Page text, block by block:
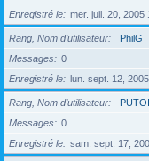
Enregistré le
mer. juil. 20, 2005
Rang, Nom d’utilisateur
PhilG
Messages
0
Enregistré le
lun. sept. 12,
Rang, Nom d’utilisateur
Messages
0
Enregistré le
sam. sept. 17,